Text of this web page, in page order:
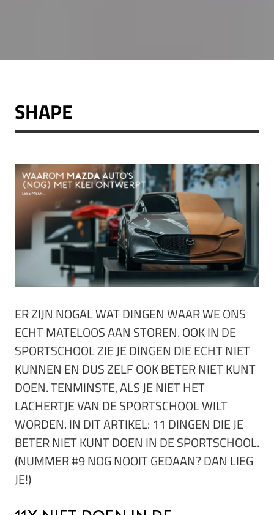
SHAPE
ER ZIJN NOGAL WAT DINGEN WAAR WE ONS
ECHT MATELOOS AAN STOREN. OOK IN DE
SPORTSCHOOL ZIE JE DINGEN DIE ECHT NIET
KUNNEN EN DUS ZELF OOK BETER NIET KUNT
DOEN. TENMINSTE, ALS JE NIET HET
LACHERTJE VAN DE SPORTSCHOOL WILT
WORDEN. IN DIT ARTIKEL: 11 DINGEN DIE JE
BETER NIET KUNT DOEN IN DE SPORTSCHOOL.
(NUMMER #9 NOG NOOIT GEDAAN? DAN LIEG
JE!)